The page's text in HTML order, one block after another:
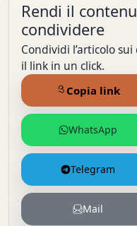
Rendi il
condividere
Condividi l’articolo
il link in un click.
WhatsApp
Telegram
Mail
Copia link